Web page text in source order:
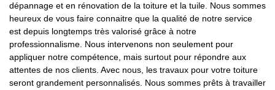
dépannage et en rénovation de la toiture et la tuile. Nous sommes
heureux de vous faire connaitre que la qualité de notre service
est depuis longtemps très valorisé grâce à notre
professionnalisme. Nous intervenons non seulement pour
appliquer notre compétence, mais surtout pour répondre aux
attentes de nos clients. Avec nous, les travaux pour votre toiture
seront grandement personnalisés. Nous sommes prêts à travailler